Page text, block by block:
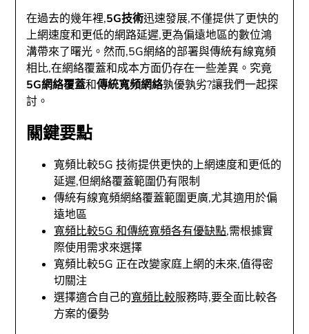
在過去的幾年裡,5G技術迅速發展,不僅提供了更快的
上網速度和更低的網路延遲,更為偏遠地區的數位鴻
溝帶來了曙光。然而,5G網絡的部署與傳統有線寬頻
相比,在網絡覆蓋和成本方面仍存在一些差異。究竟
5G網絡覆蓋和傳統寬頻網絡孰優孰劣?讓我們一起探
討。
關鍵要點
寬頻比較5G 技術提供更快的上網速度和更低的
延遲,但網絡覆蓋範圍仍有限制
傳統有線寬頻網絡覆蓋範圍更廣,尤其適用於偏
遠地區
寬頻比較5G 和傳統寬頻各有優缺點,需根據實
際使用需求來選擇
寬頻比較5G 正在改變家庭上網的未來,值得密
切關注
選擇適合自己的寬頻比較服務時,要全面比較各
方案的優勢